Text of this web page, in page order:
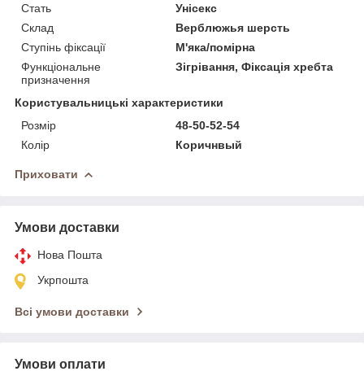
Стать
Унісекс
Склад
Верблюжья шерсть
Ступінь фіксації
М'яка/помірна
Функціональне
призначення
Зігрівання, Фіксація хребта
Користувальницькі характеристики
Розмір
48-50-52-54
Колір
Коричнвый
Приховати
Умови доставки
Нова Пошта
Укрпошта
Всі умови доставки
Умови оплати